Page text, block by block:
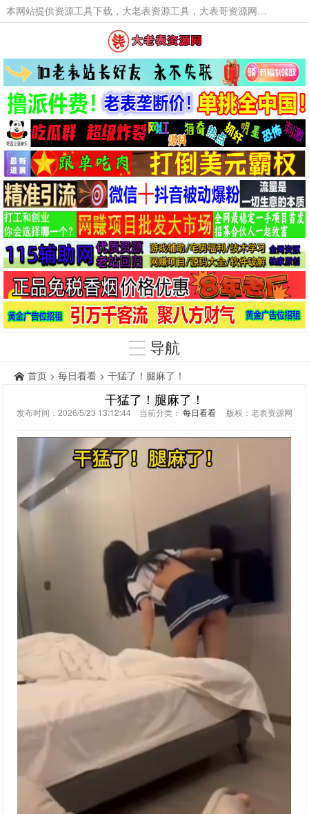
本网站提供资源工具下载，大老表资源工具，大表哥资源网软件工具，大老表资源下载，活动线报福利资源分享,活动线报，大型网游经典游戏，网络热门技术游戏辅助交流与分享。
导航
首页 > 每日看看 > 干猛了！腿麻了！
干猛了！腿麻了！
发布时间：2026/5/23 13:12:44 当前分类： 每日看看 版权：老表资源网